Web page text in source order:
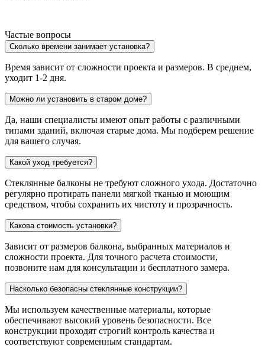
Частые вопросы
Сколько времени занимает установка?
Время зависит от сложности проекта и размеров. В среднем,
уходит 1-2 дня.
Можно ли установить в старом доме?
Да, наши специалисты имеют опыт работы с различными
типами зданий, включая старые дома. Мы подберем решение
для вашего случая.
Какой уход требуется?
Стеклянные балконы не требуют сложного ухода. Достаточно
регулярно протирать панели мягкой тканью и моющим
средством, чтобы сохранить их чистоту и прозрачность.
Какова стоимость установки?
Зависит от размеров балкона, выбранных материалов и
сложности проекта. Для точного расчета стоимости,
позвоните нам для консультации и бесплатного замера.
Насколько безопасны стеклянные конструкции?
Мы используем качественные материалы, которые
обеспечивают высокий уровень безопасности. Все
конструкции проходят строгий контроль качества и
соответствуют современным стандартам.